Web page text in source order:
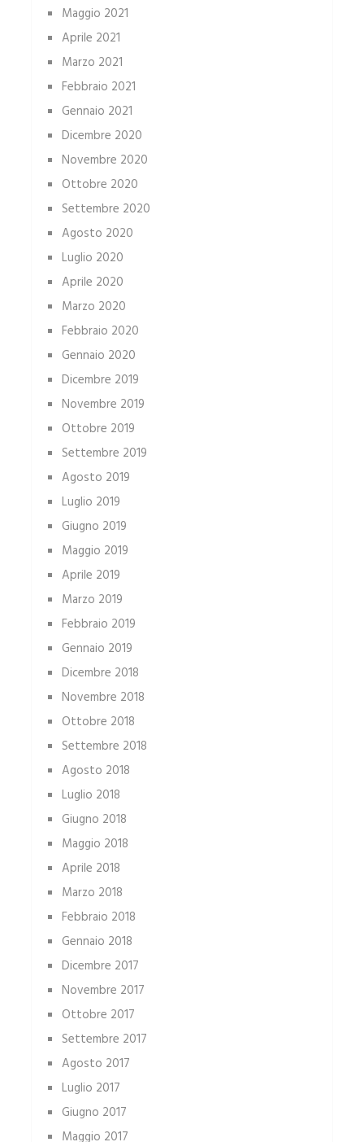
Maggio 2021
Aprile 2021
Marzo 2021
Febbraio 2021
Gennaio 2021
Dicembre 2020
Novembre 2020
Ottobre 2020
Settembre 2020
Agosto 2020
Luglio 2020
Aprile 2020
Marzo 2020
Febbraio 2020
Gennaio 2020
Dicembre 2019
Novembre 2019
Ottobre 2019
Settembre 2019
Agosto 2019
Luglio 2019
Giugno 2019
Maggio 2019
Aprile 2019
Marzo 2019
Febbraio 2019
Gennaio 2019
Dicembre 2018
Novembre 2018
Ottobre 2018
Settembre 2018
Agosto 2018
Luglio 2018
Giugno 2018
Maggio 2018
Aprile 2018
Marzo 2018
Febbraio 2018
Gennaio 2018
Dicembre 2017
Novembre 2017
Ottobre 2017
Settembre 2017
Agosto 2017
Luglio 2017
Giugno 2017
Maggio 2017